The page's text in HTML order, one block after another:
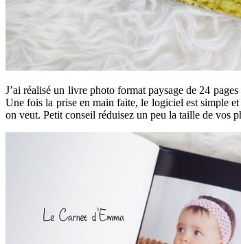
J’ai réalisé un livre photo format paysage de 24
Une fois la prise en main faite, le logiciel est simple
on veut. Petit conseil réduisez un peu la taille de vos